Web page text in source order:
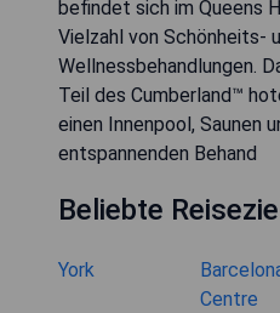
befindet sich im Queens
Vielzahl von Schönheits-
Wellnessbehandlungen.
Teil des Cumberland™
einen Innenpool, Saunen
entspannenden Behand
Beliebte
York
Centre